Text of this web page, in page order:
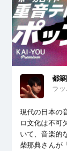
都
ラ
現代の日本の
ロ文化は不可
いて、音楽的
柴那典さんが